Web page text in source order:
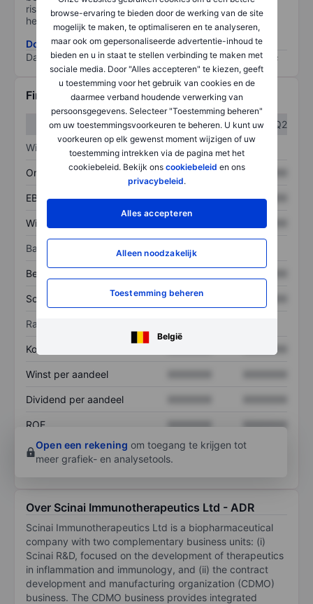
browse-ervaring te bieden door de werking van de site
mogelijk te maken, te optimaliseren en te analyseren,
maar ook om gepersonaliseerde advertentie-inhoud te
bieden en u in staat te stellen verbinding te maken met
sociale media. Door "Alles accepteren" te kiezen, geeft
u toestemming voor het gebruik van cookies en de
daarmee verband houdende verwerking van
persoonsgegevens. Selecteer "Toestemming beheren"
om uw toestemmingsvoorkeuren te beheren. U kunt uw
voorkeuren op elk gewenst moment wijzigen of uw
toestemming intrekken via de pagina met het
cookiebeleid. Bekijk ons cookiebeleid en ons
privacybeleid.
Alles accepteren
Alleen noodzakelijk
Toestemming beheren
België
risico, hoe beter (0 staat voor geen risico en 100 voor
het grootste risico).
Download de ESG-risicomethodologie
Data provided by
/
Financiële gegevens
Q1
Q2
Winst/verlies
Omzet XXXXXXX XXXXXXX
EBITDA XXXXXXX XXXXXXX
Winst
Balans
Bezittingen
Schulden XXXXXXX
Ratio's
Koers/omzetratio
Winst per aandeel
Dividend per aandeel
ROE XXXXXXX
XXXXXXX
Open een rekening om toegang te krijgen tot
meer grafiek- en analysetools.
Over Scinai Immunotherapeutics Ltd - ADR
Scinai Immunotherapeutics Ltd is a biopharmaceutical
company with two complementary business units: (i)
Scinai R&D, focused on the development of therapeutics
in inflammation and immunology, and (ii) the contract
development and manufacturing organization (CDMO)
business. The CDMO business provides integrated